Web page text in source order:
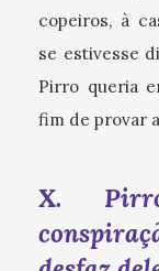
copeiros, à
se estivesse
Pirro queria
fim de provar
X.